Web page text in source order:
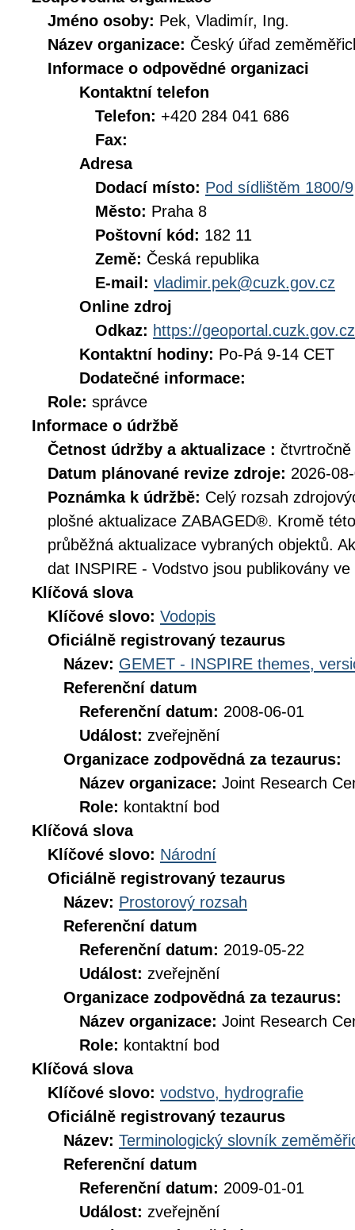
Jméno osoby: Pek, Vladimír, Ing.
Název organizace: Český úřad
Informace o odpovědné organizaci
Kontaktní telefon
Telefon: +420 284 041 686
Fax:
Adresa
Dodací místo: Pod sídlištěm 1800/9
Město: Praha 8
Poštovní kód: 182 11
Země: Česká republika
E-mail: vladimir.pek@cuzk.gov.cz
Online zdroj
Odkaz: https://geoportal.cuzk.gov.cz
Kontaktní hodiny: Po-Pá 9-14 CET
Dodatečné informace:
Role: správce
Informace o údržbě
Četnost údržby a aktualizace : čtvrtročně
Datum plánované revize zdroje: 2026-
Poznámka k údržbě: Celý rozsah
plošné aktualizace ZABAGED®. Kromě
průběžná aktualizace vybraných objektů.
dat INSPIRE - Vodstvo jsou publikovány
Klíčová slova
Klíčové slovo: Vodopis
Oficiálně registrovaný tezaurus
Název: GEMET - INSPIRE themes,
Referenční datum
Referenční datum: 2008-06-01
Událost: zveřejnění
Organizace zodpovědná za tezaurus:
Název organizace: Joint Research
Role: kontaktní bod
Klíčová slova
Klíčové slovo: Národní
Oficiálně registrovaný tezaurus
Název: Prostorový rozsah
Referenční datum
Referenční datum: 2019-05-22
Událost: zveřejnění
Organizace zodpovědná za tezaurus:
Název organizace: Joint Research
Role: kontaktní bod
Klíčová slova
Klíčové slovo: vodstvo, hydrografie
Oficiálně registrovaný tezaurus
Název: Terminologický slovník
Referenční datum
Referenční datum: 2009-01-01
Událost: zveřejnění